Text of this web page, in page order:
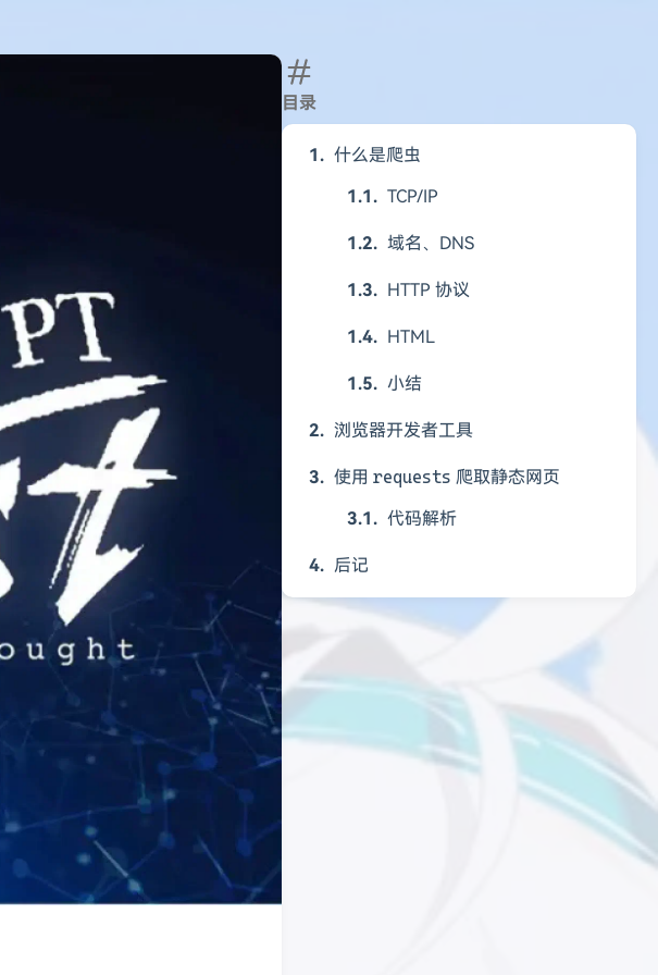
目录
什么是爬虫
TCP/IP
域名、DNS
HTTP 协议
HTML
小结
浏览器开发者工具
使用 requests 爬取静态网页
代码解析
后记